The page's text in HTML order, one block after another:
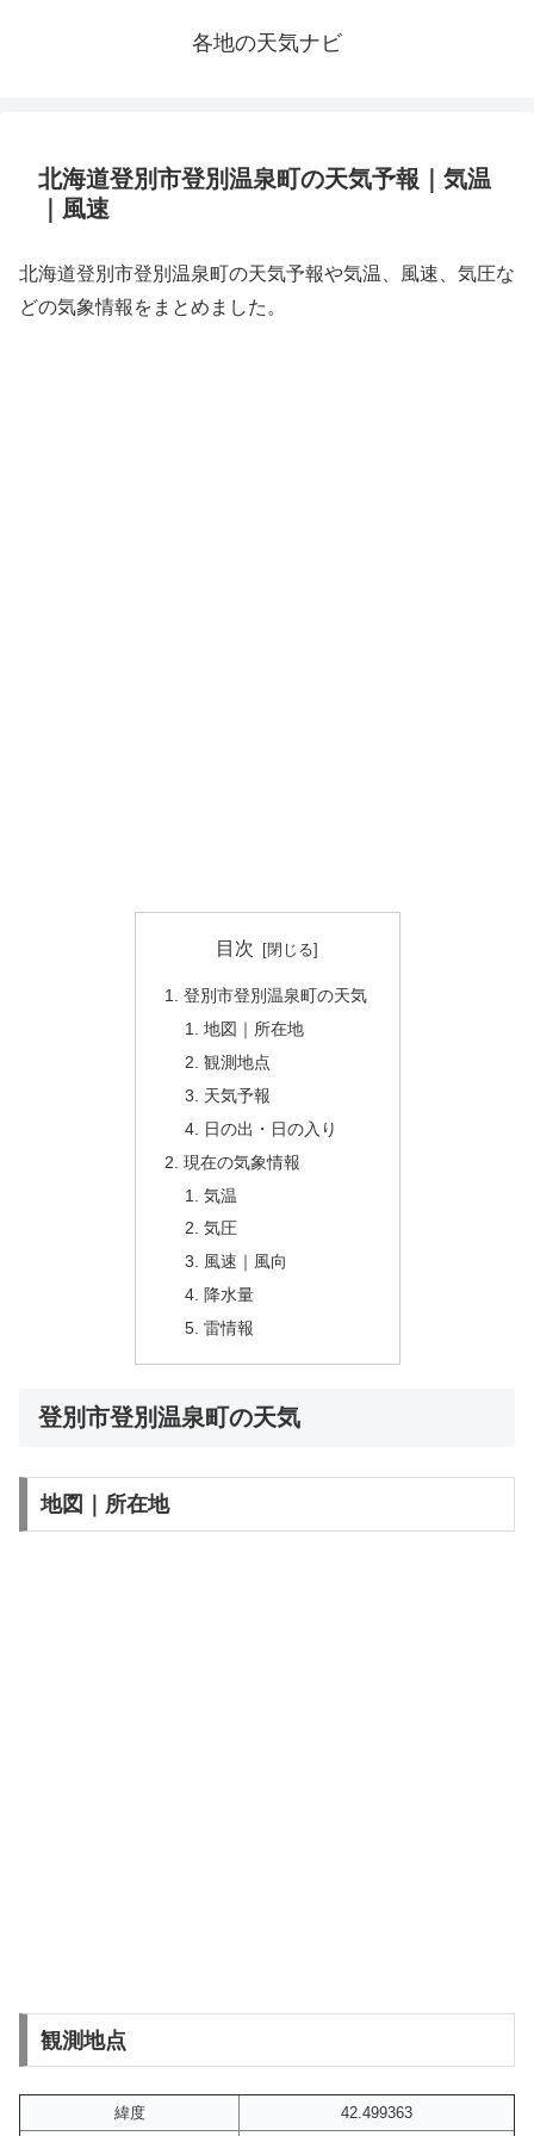
各地の天気ナビ
北海道登別市登別温泉町の天気予報｜気温
｜風速
北海道登別市登別温泉町の天気予報や気温、風速、気圧な
どの気象情報をまとめました。
目次
登別市登別温泉町の天気
地図｜所在地
観測地点
天気予報
日の出・日の入り
現在の気象情報
気温
気圧
風速｜風向
降水量
雷情報
登別市登別温泉町の天気
地図｜所在地
観測地点
緯度 42.499363